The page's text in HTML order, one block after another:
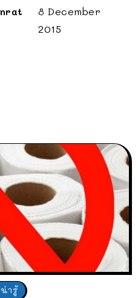
8 December
2015
ารู้